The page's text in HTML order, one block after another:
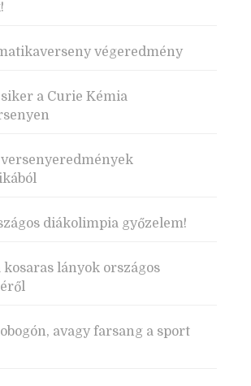
végeredmény
a Curie Kémia
diákolimpia győzelem!
kosaras lányok országos
avagy farsang a sport